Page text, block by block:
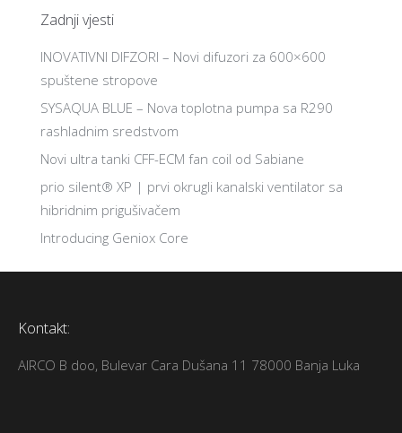
Zadnji vjesti
INOVATIVNI DIFZORI – Novi difuzori za 600×600
spuštene stropove
SYSAQUA BLUE – Nova toplotna pumpa sa R290
rashladnim sredstvom
Novi ultra tanki CFF-ECM fan coil od Sabiane
prio silent® XP | prvi okrugli kanalski ventilator sa
hibridnim prigušivačem
Introducing Geniox Core
Kontakt:
AIRCO B doo, Bulevar Cara Dušana 11 78000 Banja Luka